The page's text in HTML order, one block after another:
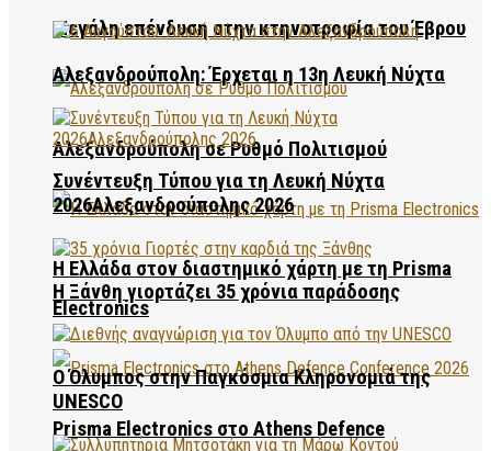
Μεγάλη επένδυση στην κτηνοτροφία του Έβρου
Αλεξανδρούπολη σε Ρυθμό Πολιτισμού
Η Ελλάδα στον διαστημικό χάρτη με τη Prisma
Electronics
Prisma Electronics στο Athens Defence
Αλεξανδρούπολη: Έρχεται η 13η Λευκή Νύχτα
Συνέντευξη Τύπου για τη Λευκή Νύχτα
2026Αλεξανδρούπολης 2026
Η Ξάνθη γιορτάζει 35 χρόνια παράδοσης
Ο Όλυμπος στην Παγκόσμια Κληρονομιά της
UNESCO